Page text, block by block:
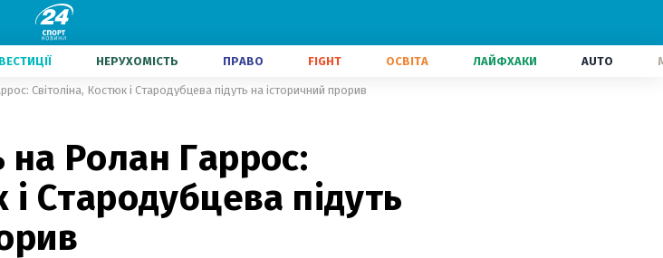
НЕРУХОМІСТЬ ПРАВО FIGHT ОСВІТА ЛАЙФХАКИ AUTO
Світоліна, Костюк і Стародубцева підуть на історичний прорив
на Ролан Гаррос:
і Стародубцева підуть